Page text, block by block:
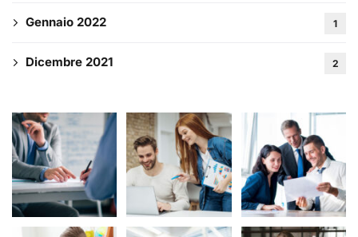
Gennaio 2022 1
Dicembre 2021 2